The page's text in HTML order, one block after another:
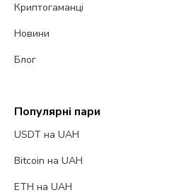
Криптогаманці
Новини
Блог
Популярні пари
USDT на UAH
Bitcoin на UAH
ETH на UAH